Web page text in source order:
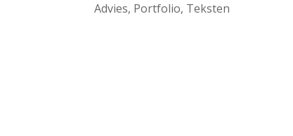
Advies, Portfolio, Teksten